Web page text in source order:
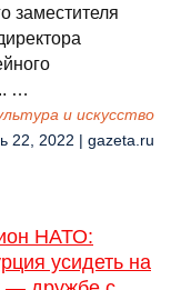
заместителя
…
и искусство
22, 2022 | gazeta.ru
НАТО:
усидеть на